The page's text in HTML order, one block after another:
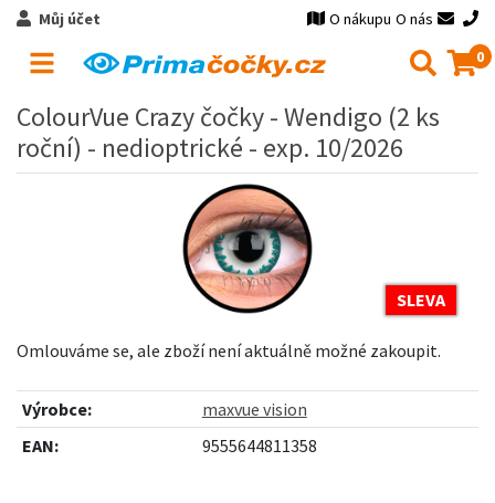
Můj účet O nákupu O nás
0
ColourVue Crazy čočky - Wendigo (2 ks
roční) - nedioptrické - exp. 10/2026
SLEVA
Omlouváme se, ale zboží není aktuálně možné zakoupit.
Výrobce:
maxvue vision
EAN:
9555644811358